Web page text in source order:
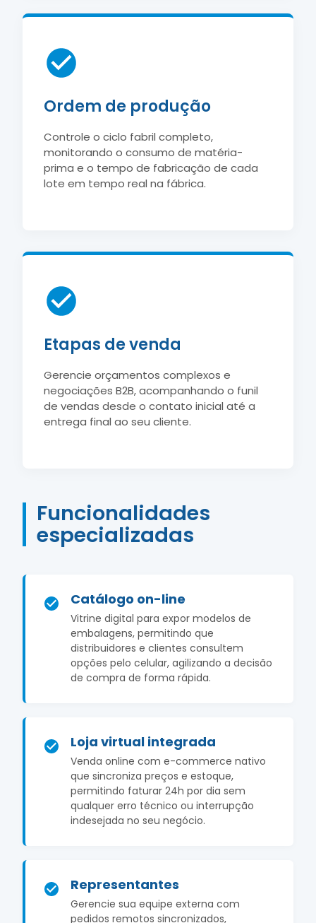
Ordem de produção
Controle o ciclo fabril completo,
monitorando o consumo de matéria-
prima e o tempo de fabricação de cada
lote em tempo real na fábrica.
Etapas de venda
Gerencie orçamentos complexos e
negociações B2B, acompanhando o funil
de vendas desde o contato inicial até a
entrega final ao seu cliente.
Funcionalidades
especializadas
Catálogo on-line
Vitrine digital para expor modelos de
embalagens, permitindo que
distribuidores e clientes consultem
opções pelo celular, agilizando a decisão
de compra de forma rápida.
Loja virtual integrada
Venda online com e-commerce nativo
que sincroniza preços e estoque,
permitindo faturar 24h por dia sem
qualquer erro técnico ou interrupção
indesejada no seu negócio.
Representantes
Gerencie sua equipe externa com
pedidos remotos sincronizados,